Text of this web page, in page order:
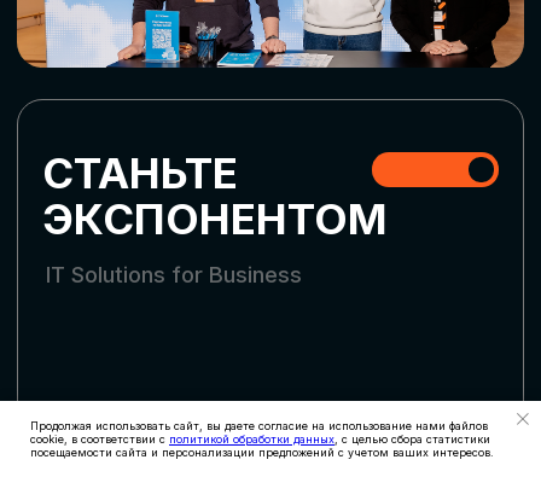
Продолжая использовать сайт, вы даете согласие на использование нами файлов
cookie, в соответствии с политикой обработки данных , с целью сбора статистики
посещаемости сайта и персонализации предложений с учетом ваших интересов.
СТАТЬ УЧАСТНИКОМ